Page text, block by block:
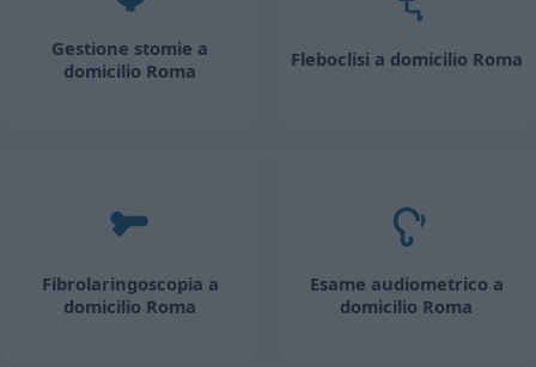
Gestione stomie a
domicilio Roma
Fleboclisi a domicilio Roma
Fibrolaringoscopia a
domicilio Roma
Esame audiometrico a
domicilio Roma